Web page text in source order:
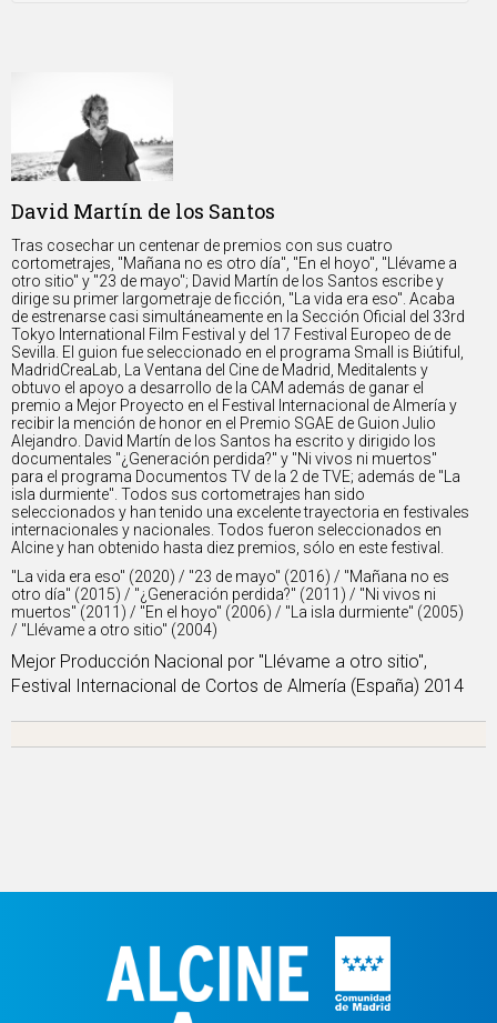
David Martín de los Santos
Tras cosechar un centenar de premios con sus cuatro
cortometrajes, "Mañana no es otro día", "En el hoyo", "Llévame a
otro sitio" y "23 de mayo"; David Martín de los Santos escribe y
dirige su primer largometraje de ficción, "La vida era eso". Acaba
de estrenarse casi simultáneamente en la Sección Oficial del 33rd
Tokyo International Film Festival y del 17 Festival Europeo de de
Sevilla. El guion fue seleccionado en el programa Small is Biútiful,
MadridCreaLab, La Ventana del Cine de Madrid, Meditalents y
obtuvo el apoyo a desarrollo de la CAM además de ganar el
premio a Mejor Proyecto en el Festival Internacional de Almería y
recibir la mención de honor en el Premio SGAE de Guion Julio
Alejandro. David Martín de los Santos ha escrito y dirigido los
documentales "¿Generación perdida?" y "Ni vivos ni muertos"
para el programa Documentos TV de la 2 de TVE; además de "La
isla durmiente". Todos sus cortometrajes han sido
seleccionados y han tenido una excelente trayectoria en festivales
internacionales y nacionales. Todos fueron seleccionados en
Alcine y han obtenido hasta diez premios, sólo en este festival.
''La vida era eso'' (2020) / "23 de mayo" (2016) / "Mañana no es
otro día" (2015) / "¿Generación perdida?" (2011) / "Ni vivos ni
muertos" (2011) / "En el hoyo" (2006) / "La isla durmiente" (2005)
/ "Llévame a otro sitio" (2004)
Mejor Producción Nacional por ''Llévame a otro sitio'',
Festival Internacional de Cortos de Almería (España) 2014